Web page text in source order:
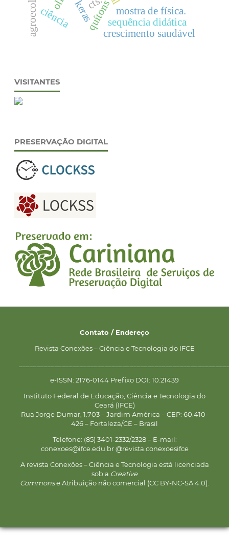
quítons
keras
crescimento saudável
mostra de física.
sequência didática
ciência
VISITANTES
PRESERVAÇÃO DIGITAL
Contato / Endereço
Revista Conexões – Ciência e Tecnologia do IFCE
e-ISSN: 2176-0144 Prefixo DOI: 10.21439
Instituto Federal de Educação, Ciência e Tecnologia do
Ceará (IFCE)
Rua Jorge Dumar, 1.703 – Jardim América – CEP: 60.410-
426 – Fortaleza/CE – Brasil
Telefone: (85) 3401-2332/2328 – E-mail:
conexoes@ifce.edu.br @revista.conexoesifce
A revista Conexões – Ciência e Tecnologia está licenciada
sob a Creative
Commonse Atribuição não comercial (CC BY-NC-SA 4.0).